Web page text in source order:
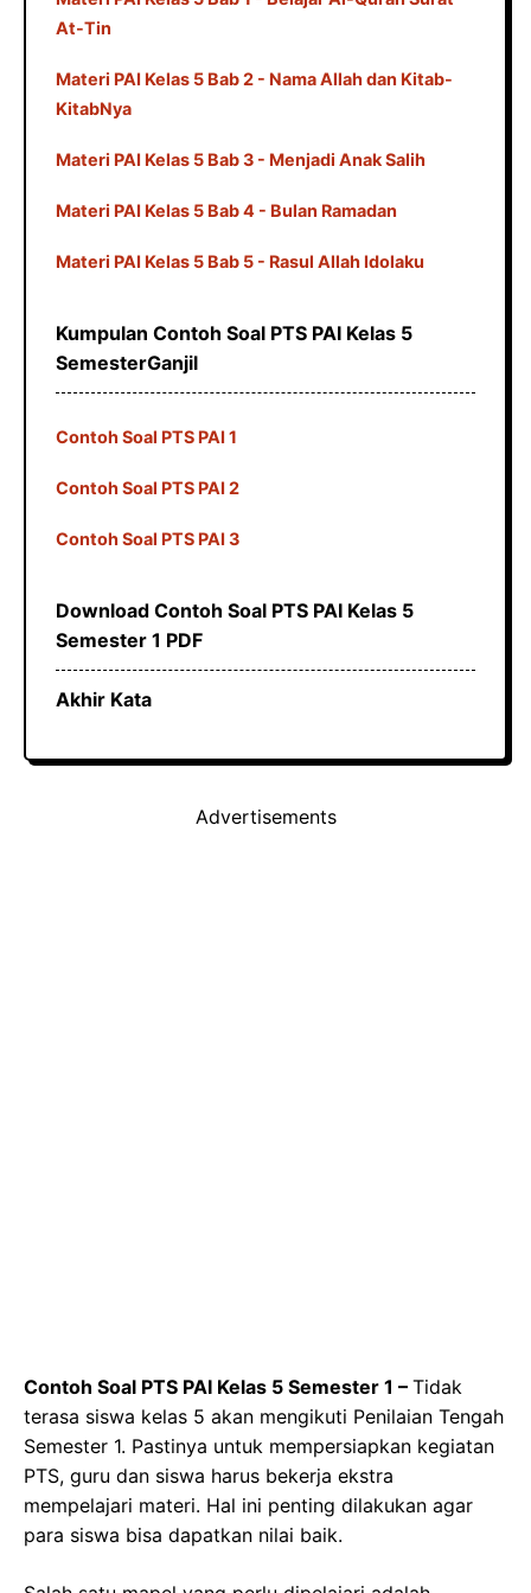
At-Tin
Materi PAI Kelas 5 Bab 2 - Nama Allah dan Kitab-
KitabNya
Materi PAI Kelas 5 Bab 3 - Menjadi Anak Salih
Materi PAI Kelas 5 Bab 4 - Bulan Ramadan
Materi PAI Kelas 5 Bab 5 - Rasul Allah Idolaku
Kumpulan Contoh Soal PTS PAI Kelas 5
SemesterGanjil
Contoh Soal PTS PAI 1
Contoh Soal PTS PAI 2
Contoh Soal PTS PAI 3
Download Contoh Soal PTS PAI Kelas 5
Semester 1 PDF
Akhir Kata
Advertisements
Contoh Soal PTS PAI Kelas 5 Semester 1 – Tidak
terasa siswa kelas 5 akan mengikuti Penilaian Tengah
Semester 1. Pastinya untuk mempersiapkan kegiatan
PTS, guru dan siswa harus bekerja ekstra
mempelajari materi. Hal ini penting dilakukan agar
para siswa bisa dapatkan nilai baik.